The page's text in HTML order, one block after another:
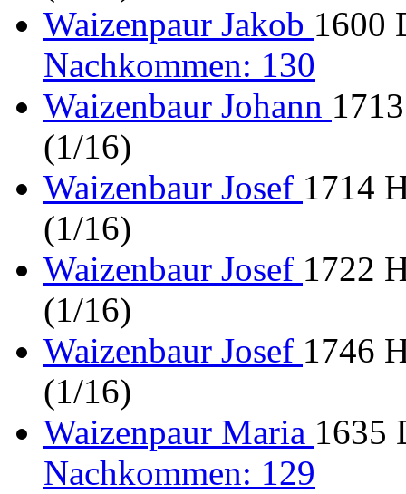
Waizenpaur Jakob 1600
Nachkommen: 130
Waizenbaur Johann
(1/16)
Waizenbaur Josef 1714
(1/16)
Waizenbaur Josef 1722
(1/16)
Waizenbaur Josef 1746
(1/16)
Waizenpaur Maria 1635
Nachkommen: 129